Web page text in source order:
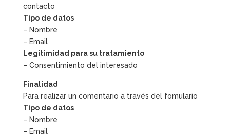
contacto
Tipo de datos
– Nombre
– Email
Legitimidad para su tratamiento
– Consentimiento del interesado
Finalidad
Para realizar un comentario a través del fomulario
Tipo de datos
– Nombre
– Email